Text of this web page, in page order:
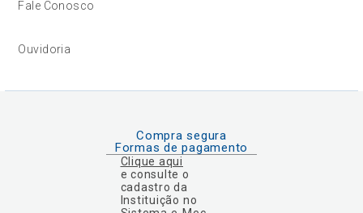
Fale Conosco
Ouvidoria
Compra segura
Formas de pagamento
Clique aqui
e consulte o
cadastro da
Instituição no